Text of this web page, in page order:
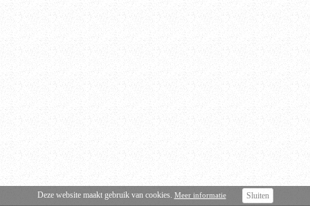
Deze website maakt gebruik van cookies. Meer informatie Sluiten